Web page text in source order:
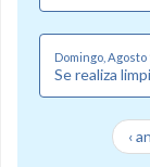
Domingo, Agosto
Se realiza
‹